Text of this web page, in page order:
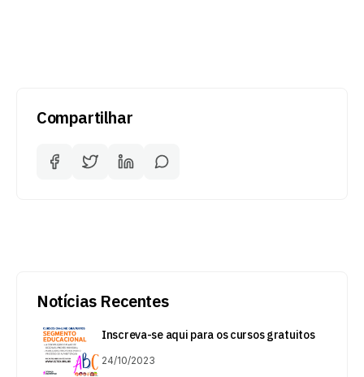
Compartilhar
Notícias Recentes
Inscreva-se aqui para os cursos gratuitos
24/10/2023